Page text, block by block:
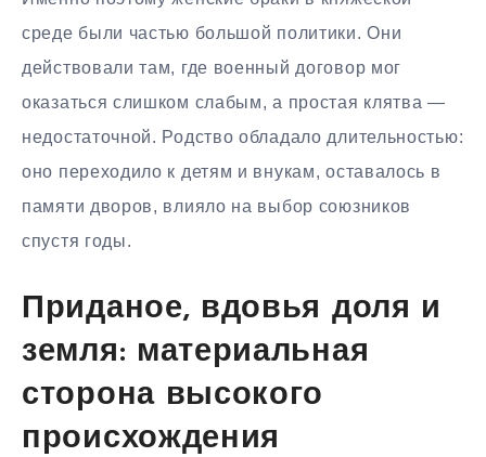
среде были частью большой политики. Они
действовали там, где военный договор мог
оказаться слишком слабым, а простая клятва —
недостаточной. Родство обладало длительностью:
оно переходило к детям и внукам, оставалось в
памяти дворов, влияло на выбор союзников
спустя годы.
Приданое, вдовья доля и
земля: материальная
сторона высокого
происхождения